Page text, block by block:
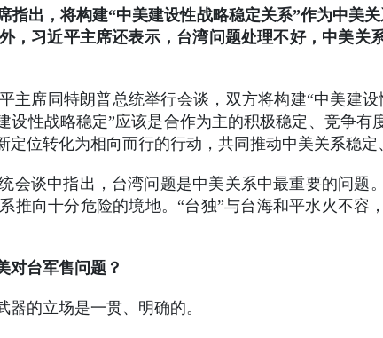
指出，将构建“中美建设性战略稳定关系”作为中美
，习近平主席还表示，台湾问题处理不好，中美关
主席同特朗普总统举行会谈，双方将构建“中美建
设性战略稳定”应该是合作为主的积极稳定、竞争
位转化为相向而行的行动，共同推动中美关系稳定
会谈中指出，台湾问题是中美关系中最重要的问题
推向十分危险的境地。“台独”与台海和平水火不容
对台军售问题？
的立场是一贯、明确的。